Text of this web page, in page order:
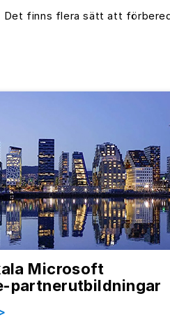
Det finns flera sätt att
Microsoft
partnerutbildningar